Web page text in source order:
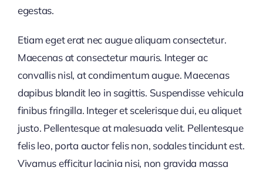
egestas.
Etiam eget erat nec augue aliquam consectetur.
Maecenas at consectetur mauris. Integer ac
convallis nisl, at condimentum augue. Maecenas
dapibus blandit leo in sagittis. Suspendisse vehicula
finibus fringilla. Integer et scelerisque dui, eu aliquet
justo. Pellentesque at malesuada velit. Pellentesque
felis leo, porta auctor felis non, sodales tincidunt est.
Vivamus efficitur lacinia nisi, non gravida massa